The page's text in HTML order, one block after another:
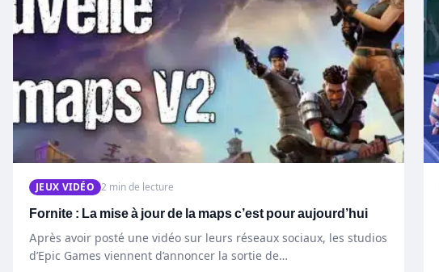
JEUX VIDÉO 2 min de lecture
Fornite : La mise à jour de la maps c’est pour aujourd’hui
Après avoir posté une vidéo sur leurs réseaux sociaux, les studios
d’Epic Games viennent d’annoncer la sortie de…